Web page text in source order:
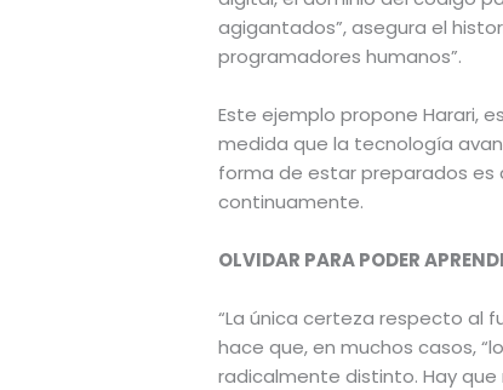
agigantados”, asegura el
programadores humanos”.
Este ejemplo propone Harari,
medida que la tecnología
forma de estar preparados es
continuamente.
OLVIDAR PARA PODER
“La única certeza respecto al
hace que, en muchos casos,
radicalmente distinto. Hay que